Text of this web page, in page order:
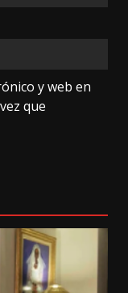
y web en
que